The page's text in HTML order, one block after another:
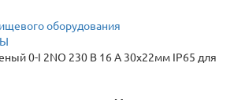
оборудования
0-I 2NO 230 В 16 А 30x22мм IP65 для